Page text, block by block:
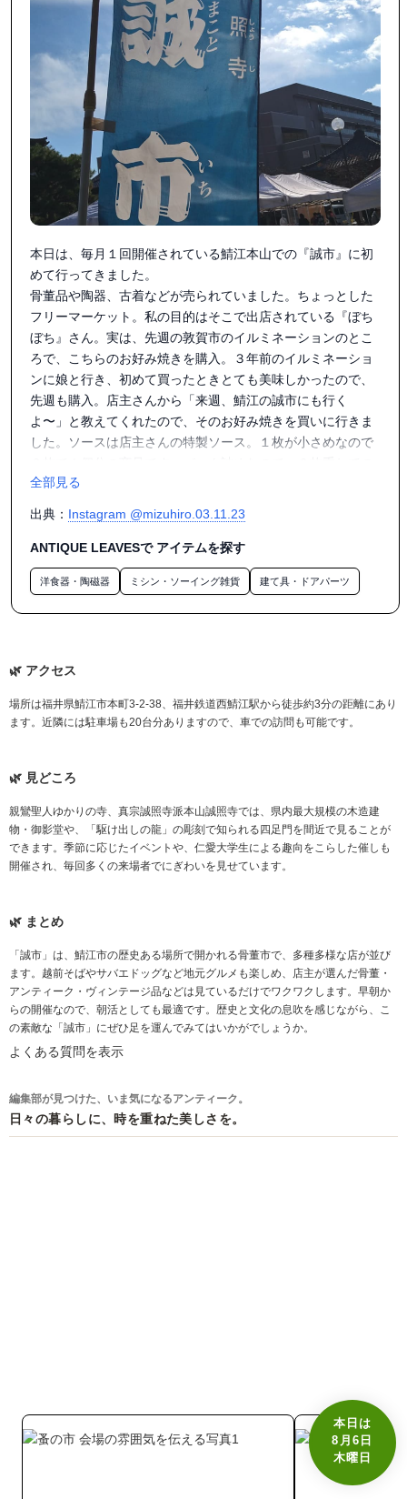
本日は
8月6日
木曜日
お世話になった皆さま本当にありがとうございました😊💕
#誠市 #誠照寺 #骨董市
本日は、毎月１回開催されている鯖江本山での『誠市』に初
めて行ってきました。
骨董品や陶器、古着などが売られていました。ちょっとした
フリーマーケット。私の目的はそこで出店されている『ぼち
ぼち』さん。実は、先週の敦賀市のイルミネーションのとこ
ろで、こちらのお好み焼きを購入。３年前のイルミネーショ
ンに娘と行き、初めて買ったときとても美味しかったので、
先週も購入。店主さんから「来週、鯖江の誠市にも行く
よ〜」と教えてくれたので、そのお好み焼きを買いに行きま
した。ソースは店主さんの特製ソース。１枚が小さめなので
販売です。とても美味しかったです。またお会い出来るとい
いなぁ。ちなみに店主さん、先週購入したときのことを覚え
ていてくれていました。
#誠市#敦賀市ぼちぼち#お好み焼きぼちぼち
全部見る
出典： Instagram @mizuhiro.03.11.23
ANTIQUE LEAVESで アイテムを探す
洋食器・陶磁器 ミシン・ソーイング雑貨 建て具・ドアパーツ
アクセス
場所は福井県鯖江市本町3-2-38、福井鉄道西鯖江駅から徒歩約3分の距離にあり
ます。近隣には駐車場も20台分ありますので、車での訪問も可能です。
見どころ
親鸞聖人ゆかりの寺、真宗誠照寺派本山誠照寺では、県内最大規模の木造建
物・御影堂や、「駆け出しの龍」の彫刻で知られる四足門を間近で見ることが
できます。季節に応じたイベントや、仁愛大学生による趣向をこらした催しも
開催され、毎回多くの来場者でにぎわいを見せています。
まとめ
「誠市」は、鯖江市の歴史ある場所で開かれる骨董市で、多種多様な店が並び
ます。越前そばやサバエドッグなど地元グルメも楽しめ、店主が選んだ骨董・
アンティーク・ヴィンテージ品などは見ているだけでワクワクします。早朝か
らの開催なので、朝活としても最適です。歴史と文化の息吹を感じながら、こ
の素敵な「誠市」にぜひ足を運んでみてはいかがでしょうか。
よくある質問を表示
編集部が見つけた、いま気になるアンティーク。
日々の暮らしに、時を重ねた美しさを。